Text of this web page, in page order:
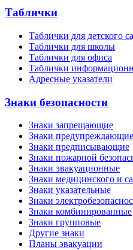
Таблички
Таблички для детского
Таблички для школы
Таблички для офиса
Таблички
Адресные указатели
Знаки безопасности
Знаки запрещающие
Знаки предупреждающие
Знаки предписывающие
Знаки пожарной
Знаки эвакуационные
Знаки медицинского и
Знаки указательные
Знаки
Знаки комбинированные
Знаки групповые
Другие знаки
Планы эвакуации